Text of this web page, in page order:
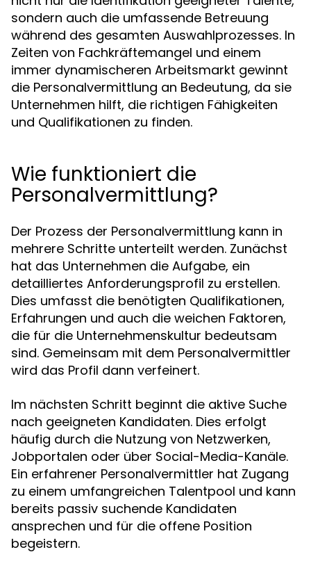
sondern auch die umfassende Betreuung
während des gesamten Auswahlprozesses. In
Zeiten von Fachkräftemangel und einem
immer dynamischeren Arbeitsmarkt gewinnt
die Personalvermittlung an Bedeutung, da sie
Unternehmen hilft, die richtigen Fähigkeiten
und Qualifikationen zu finden.
Wie funktioniert die
Personalvermittlung?
Der Prozess der Personalvermittlung kann in
mehrere Schritte unterteilt werden. Zunächst
hat das Unternehmen die Aufgabe, ein
detailliertes Anforderungsprofil zu erstellen.
Dies umfasst die benötigten Qualifikationen,
Erfahrungen und auch die weichen Faktoren,
die für die Unternehmenskultur bedeutsam
sind. Gemeinsam mit dem Personalvermittler
wird das Profil dann verfeinert.
Im nächsten Schritt beginnt die aktive Suche
nach geeigneten Kandidaten. Dies erfolgt
häufig durch die Nutzung von Netzwerken,
Jobportalen oder über Social-Media-Kanäle.
Ein erfahrener Personalvermittler hat Zugang
zu einem umfangreichen Talentpool und kann
bereits passiv suchende Kandidaten
ansprechen und für die offene Position
begeistern.